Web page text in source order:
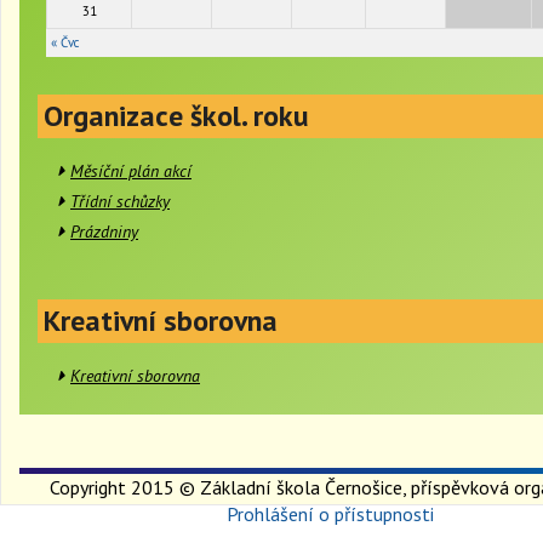
31
« Čvc
Organizace škol. roku
Měsíční plán akcí
Třídní schůzky
Prázdniny
Kreativní sborovna
Kreativní sborovna
Copyright 2015 © Základní škola Černošice, příspěvková
Prohlášení o přístupnosti